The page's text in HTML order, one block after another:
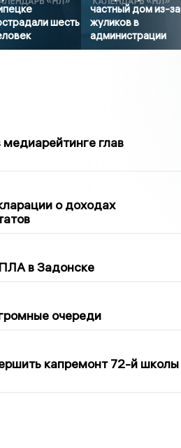
шесть
частный дом из-за
жуликов в
администрации
глав
о доходах
в Задонске
очереди
капремонт 72-й школы